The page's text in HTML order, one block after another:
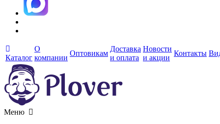
Каталог
О
компании
Оптовикам
Доставка
и оплата
Новости
и акции
Контакты
Меню